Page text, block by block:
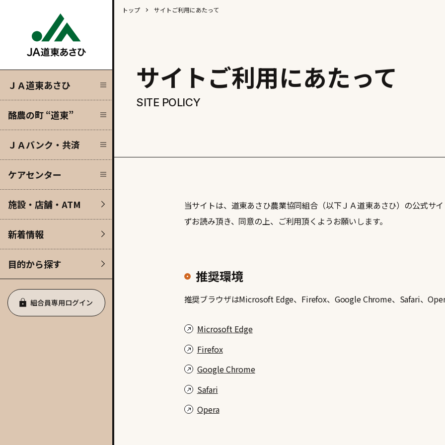
ＪＡ道東あさひ
Close
酪農の町 “道東”
Close
ＪＡバンク・共済
Close
ケアセンター
Close
施設・店舗・ATM
新着情報
目的から探す
組合員専用ログイン
トップ サイトご利用にあたって
サイトご利用にあたって
SITE POLICY
当サイトは、道東あさひ農業協同組合（以下ＪＡ道東あさひ）の公式サ
ずお読み頂き、同意の上、ご利用頂くようお願いします。
推奨環境
推奨ブラウザはMicrosoft Edge、Firefox、Google Chrome、Safari、
Microsoft Edge
Firefox
Google Chrome
Safari
Opera